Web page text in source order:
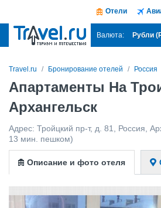
Отели
Валюта: Рубли
Travel.ru Бронирование отелей Россия
Апартаменты На
Архангельск
Адрес: Тройцкий пр-т, д. 81 Россия
13 мин. пешком)
Описание и фото отеля